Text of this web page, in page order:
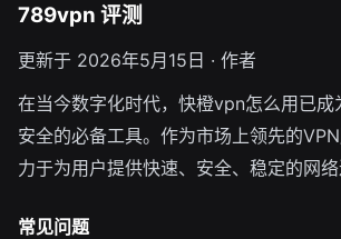
789vpn 评测
更新于 2026年5月15日 · 作者
在当今数字化时代，快橙vpn怎么用已成
安全的必备工具。作为市场上领先的
力于为用户提供快速、安全、稳定的网络
常见问题